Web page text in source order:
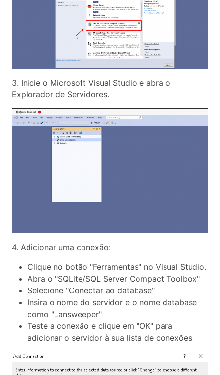
3. Inicie o Microsoft Visual Studio e abra o
Explorador de Servidores.
4. Adicionar uma conexão:
Clique no botão "Ferramentas" no Visual Studio.
Abra o "SQLite/SQL Server Compact Toolbox"
Selecione "Conectar ao database"
Insira o nome do servidor e o nome database
como "Lansweeper"
Teste a conexão e clique em "OK" para
adicionar o servidor à sua lista de conexões.